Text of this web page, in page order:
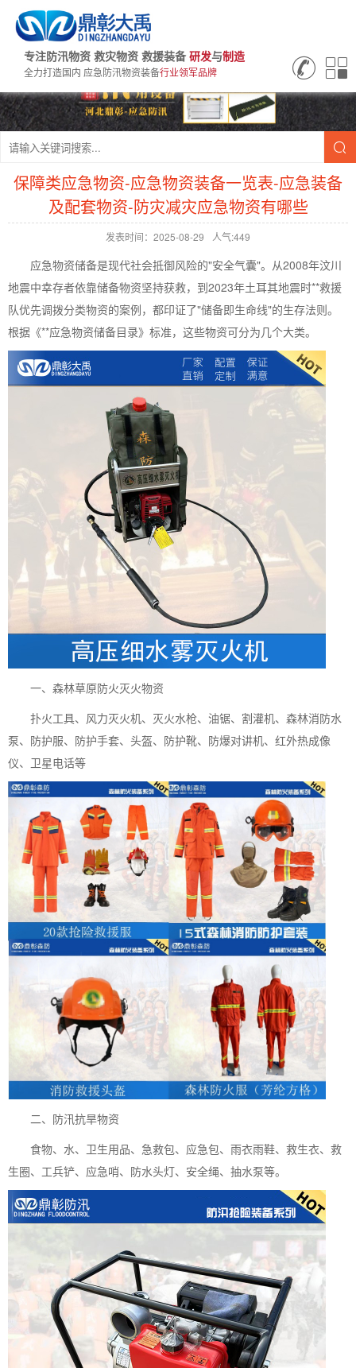
专注防汛物资 救灾物资 救援装备研发与制造
全力打造国内 应急防汛物资装备行业领军品牌
保障类应急物资-应急物资装备一览表-应急装备
及配套物资-防灾减灾应急物资有哪些
发表时间：2025-08-29 人气:449
应急物资储备是现代社会抵御风险的"安全气囊"。从2008年汶川
地震中幸存者依靠储备物资坚持获救，到2023年土耳其地震时**救援
队优先调拨分类物资的案例，都印证了"储备即生命线"的生存法则。
根据《**应急物资储备目录》标准，这些物资可分为几个大类。
一、森林草原防火灭火物资
扑火工具、风力灭火机、灭火水枪、油锯、割灌机、森林消防水
泵、防护服、防护手套、头盔、防护靴、防爆对讲机、红外热成像
仪、卫星电话等
二、防汛抗旱物资
食物、水、卫生用品、急救包、应急包、雨衣雨鞋、救生衣、救
生圈、工兵铲、应急哨、防水头灯、安全绳、抽水泵等。